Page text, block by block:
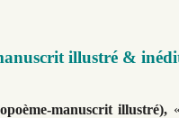
illustré &
manuscrit illustré),